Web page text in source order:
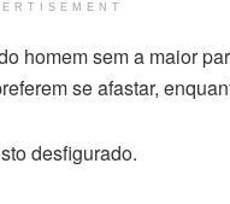
homem sem a maior
se afastar,
desfigurado.